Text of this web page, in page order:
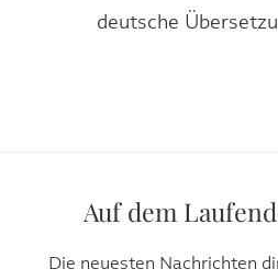
deutsche
Auf dem
Die neuesten Nachrichten